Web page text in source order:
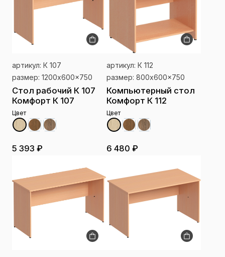
артикул: К 107
размер: 1200x600x750
Стол рабочий К 107
Комфорт К 107
Цвет
5 393 ₽
артикул: К 112
размер: 800x600x750
Компьютерный стол
Комфорт К 112
Цвет
6 480 ₽